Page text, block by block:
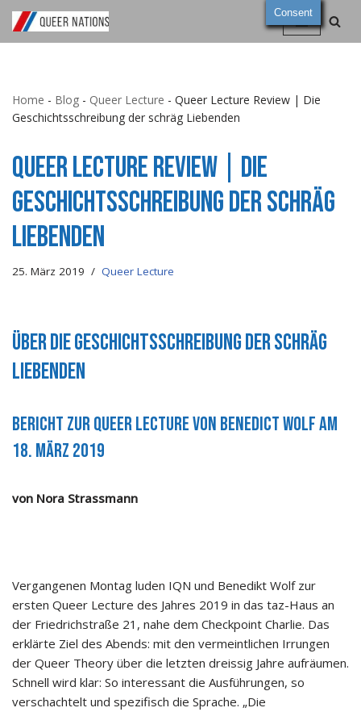
Zum
Home - Blog - Queer Lecture - Queer Lecture Review | Die
Geschichtsschreibung der schräg Liebenden
Queer Lecture Review | Die
Geschichtsschreibung der schräg
Liebenden
25. März 2019 Queer Lecture
Über die Geschichtsschreibung der schräg
Liebenden
Bericht zur Queer Lecture von Benedict Wolf am
18. März 2019
von Nora Strassmann
Vergangenen Montag luden IQN und Benedikt Wolf zur
ersten Queer Lecture des Jahres 2019 in das taz-Haus an
der Friedrichstraße 21, nahe dem Checkpoint Charlie. Das
erklärte Ziel des Abends: mit den vermeintlichen Irrungen
der Queer Theory über die letzten dreissig Jahre aufräumen.
Schnell wird klar: So interessant die Ausführungen, so
verschachtelt und spezifisch die Sprache. „Die
Consent